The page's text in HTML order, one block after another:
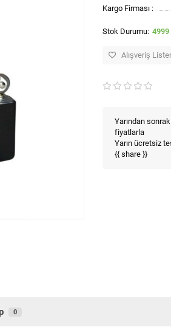
Kargo Firması :
4999
Alışveriş
Yarından
fiyatlarla
Yarın ücretsiz
{{ share }}
0